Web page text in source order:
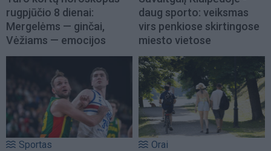
rugpjūčio 8 dienai:
Mergelėms — ginčai,
Vėžiams — emocijos
daug sporto: veiksmas
virs penkiose skirtingose
miesto vietose
Sportas Orai